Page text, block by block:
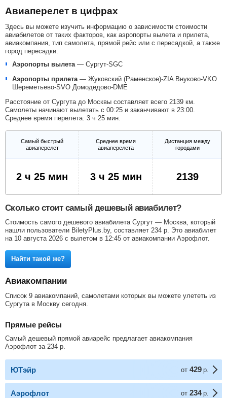
Авиаперелет в цифрах
Здесь вы можете изучить информацию о зависимости стоимости
авиабилетов от таких факторов, как аэропорты вылета и прилета,
авиакомпания, тип самолета, прямой рейс или с пересадкой, а также
город пересадки.
Аэропорты вылета — Сургут-SGC
Аэропорты прилета — Жуковский (Раменское)-ZIA Внуково-VKO
Шереметьево-SVO Домодедово-DME
Расстояние от Сургута до Москвы составляет всего 2139 км.
Самолеты начинают вылетать с 00:25 и заканчивают в 23:00.
Среднее время перелета: 3 ч 25 мин.
Самый быстрый
авиаперелет
Среднее время
авиаперелета
Дистанция между
городами
2 ч 25 мин 3 ч 25 мин 2139
Сколько стоит самый дешевый авиабилет?
Стоимость самого дешевого авиабилета Сургут — Москва, который
нашли пользователи BiletyPlus.by, составляет 234 р . Это авиабилет
на 10 августа 2026 с вылетом в 12:45 от авиакомпании Аэрофлот.
Найти такой же?
Авиакомпании
Список 9 авиакомпаний, самолетами которых вы можете улететь из
Сургута в Москву сегодня.
Прямые рейсы
Самый дешевый прямой авиарейс предлагает авиакомпания
Аэрофлот за 234 р
ЮТэйр от 429 р.
Аэрофлот от 234 р.